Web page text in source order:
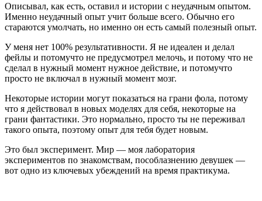
Описывал, как есть, оставил и истории с неудачным опытом.
Именно неудачный опыт учит больше всего. Обычно его
стараются умолчать, но именно он есть самый полезный опыт.
У меня нет 100% результативности. Я не идеален и делал
фейлы и потомучто не предусмотрел мелочь, и потому что не
сделал в нужный момент нужное действие, и потомучто
просто не включал в нужный момент мозг.
Некоторые истории могут показаться на грани фола, потому
что я действовал в новых моделях для себя, некоторые на
грани фантастики. Это нормально, просто ты не переживал
такого опыта, поэтому опыт для тебя будет новым.
Это был эксперимент. Мир — моя лаборатория
экспериментов по знакомствам, пособлазнению девушек —
вот одно из ключевых убеждений на время практикума.